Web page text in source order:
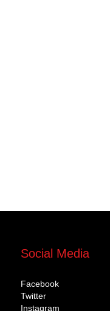
Social Media
Facebook
Twitter
Instagram